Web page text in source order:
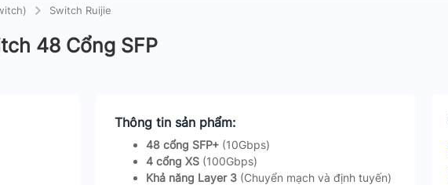
Switch Ruijie
48 Cổng SFP
Thông tin sản phẩm:
48 cổng SFP+(10Gbps)
4 cổng XS(100Gbps)
Khả năng Layer 3(Chuyển mạch và định tuyến)